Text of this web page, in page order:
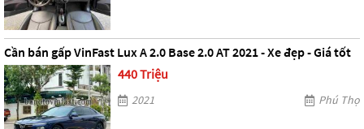
Cần bán gấp VinFast Lux A 2.0 Base 2.0 AT 2021 - Xe đẹp - Giá tốt
440 Triệu
2021 Phú Thọ